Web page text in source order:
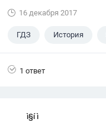
16 декабря 2017
ГДЗ История
1 ответ
ì§í ì 